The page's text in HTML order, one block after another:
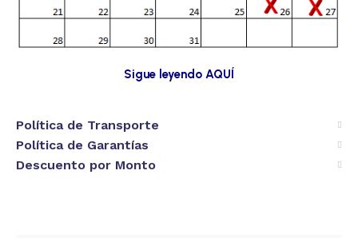
Sigue leyendo AQUÍ
Política de Transporte
Política de Garantías
Descuento por Monto